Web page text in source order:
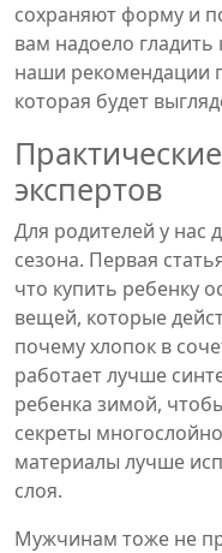
сохраняют форму и
вам надоело
наши рекомендации
которая будет
экспертов
Для родителей у нас
сезона. Первая
что купить ребенку
вещей, которые
почему хлопок в
работает лучше
ребенка зимой,
секреты
материалы лучше
слоя.
Мужчинам тоже не